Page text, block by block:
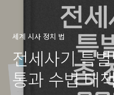
세계 시사 정치 법
전세사기 특
통과 수법 대